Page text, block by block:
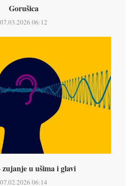
Gorušica
07.03.2026 06:12
u ušima i glavi
07.02.2026 06:14